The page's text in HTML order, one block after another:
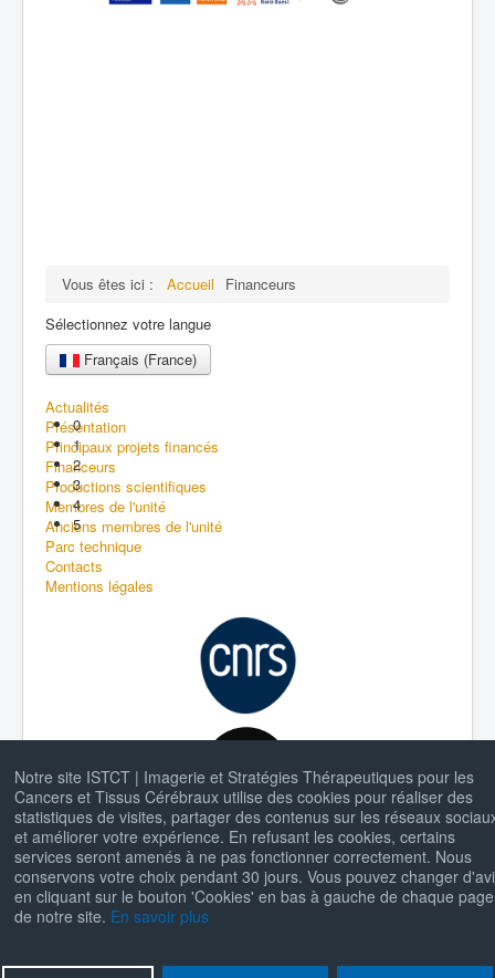
Notre site ISTCT | Imagerie et Stratégies Thérapeutiques pour les
Cancers et Tissus Cérébraux utilise des cookies pour réaliser des
statistiques de visites, partager des contenus sur les réseaux
et améliorer votre expérience. En refusant les cookies, certains
services seront amenés à ne pas fonctionner correctement. Nous
conservons votre choix pendant 30 jours. Vous pouvez changer
en cliquant sur le bouton 'Cookies' en bas à gauche de chaque page
de notre site. En savoir plus
0
1
2
3
4
5
Vous êtes ici : Accueil
Financeurs
Sélectionnez votre langue
Français (France)
Actualités
Présentation
Principaux projets financés
Financeurs
Productions scientifiques
Membres de l'unité
Anciens membres de l'unité
Parc technique
Contacts
Mentions légales